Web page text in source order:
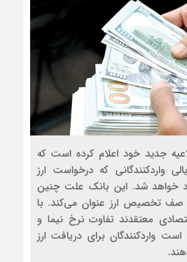
جدید خود اعلام کرده است که
واردکنندگانی که درخواست ارز
خواهد شد. این بانک علت چنین
صف تخصیص ارز عنوان می‌کند. با
معتقدند تفاوت نرخ نیما و
واردکنندگان برای دریافت ارز